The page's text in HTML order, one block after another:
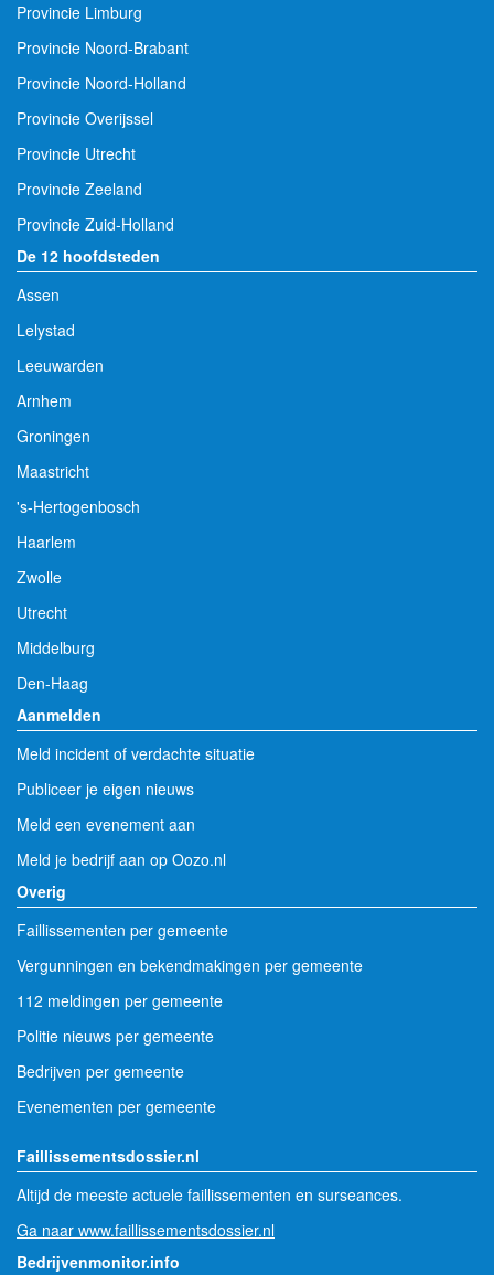
Provincie Limburg
Provincie Noord-Brabant
Provincie Noord-Holland
Provincie Overijssel
Provincie Utrecht
Provincie Zeeland
Provincie Zuid-Holland
De 12 hoofdsteden
Assen
Lelystad
Leeuwarden
Arnhem
Groningen
Maastricht
's-Hertogenbosch
Haarlem
Zwolle
Utrecht
Middelburg
Den-Haag
Aanmelden
Meld incident of verdachte situatie
Publiceer je eigen nieuws
Meld een evenement aan
Meld je bedrijf aan op Oozo.nl
Overig
Faillissementen per gemeente
Vergunningen en bekendmakingen per gemeente
112 meldingen per gemeente
Politie nieuws per gemeente
Bedrijven per gemeente
Evenementen per gemeente
Faillissementsdossier.nl
Altijd de meeste actuele faillissementen en surseances.
Ga naar www.faillissementsdossier.nl
Bedrijvenmonitor.info